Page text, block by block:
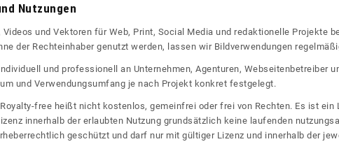
Nutzungen
und Vektoren für Web, Print, Social Media und redaktionelle Projekte
der Rechteinhaber genutzt werden, lassen wir Bildverwendungen
und professionell an Unternehmen, Agenturen, Webseitenbetreiber
und Verwendungsumfang je nach Projekt konkret festgelegt.
Royalty-free heißt nicht kostenlos, gemeinfrei oder frei von Rechten. Es ist ein
innerhalb der erlaubten Nutzung grundsätzlich keine laufenden
geschützt und darf nur mit gültiger Lizenz und innerhalb der